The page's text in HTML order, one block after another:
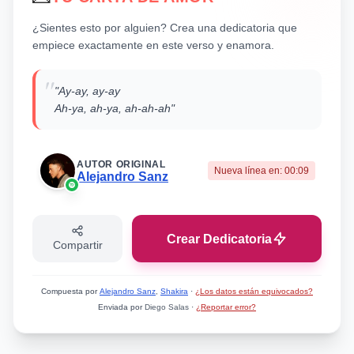
¿Sientes esto por alguien? Crea una dedicatoria que
empiece exactamente en este verso y enamora.
""Ay-ay, ay-ay
Ah-ya, ah-ya, ah-ah-ah"
AUTOR ORIGINAL
Alejandro Sanz Nueva línea en: 00:09
Compartir Crear Dedicatoria
Compuesta porAlejandro Sanz Shakira · ¿Los datos están equivocados?
Enviada porDiego Salas · ¿Reportar error?